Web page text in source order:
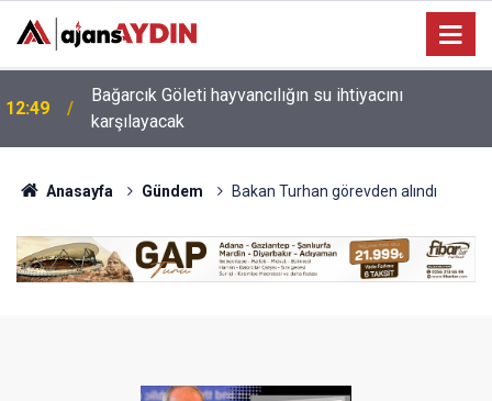
Bağarcık Göleti hayvancılığın su ihtiyacını
karşılayacak
12:28
Aydın'da korkutan yangın! Araç bir anda alev aldı
Anasayfa Gündem Bakan Turhan görevden alındı